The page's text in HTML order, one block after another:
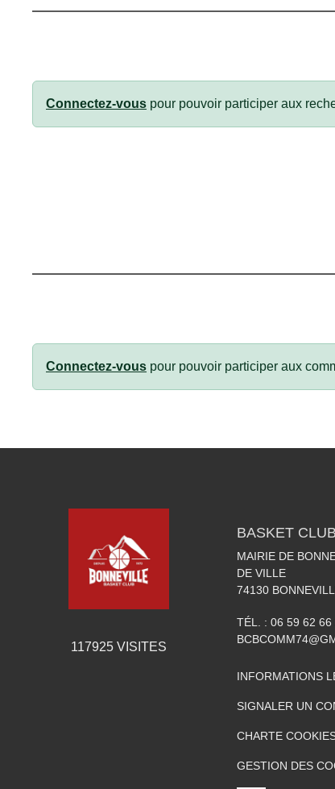
Connectez-vous pour pouvoir participer aux
Connectez-vous pour pouvoir participer aux
117925VISITES
BASKET
MAIRIE DE
DE VILLE
74130
TÉL. : 06 59 62 66
INFORMATIONS
SIGNALER UN
CHARTE
GESTION DES